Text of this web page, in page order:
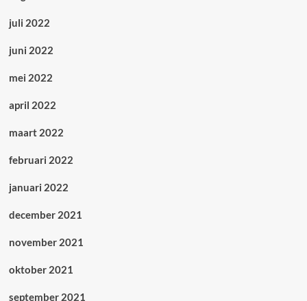
juli 2022
juni 2022
mei 2022
april 2022
maart 2022
februari 2022
januari 2022
december 2021
november 2021
oktober 2021
september 2021